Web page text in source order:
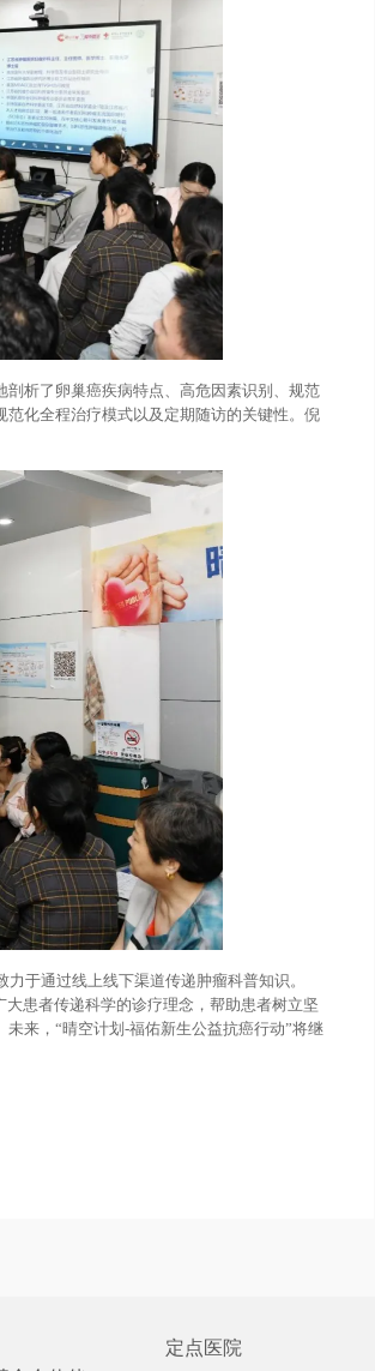
剖析了卵巢癌疾病特点、高危因素识别、规范
化全程治疗模式以及定期随访的关键性。倪
于通过线上线下渠道传递肿瘤科普知识。
患者传递科学的诊疗理念，帮助患者树立坚
来，“晴空计划-福佑新生公益抗癌行动”将继
定点医院